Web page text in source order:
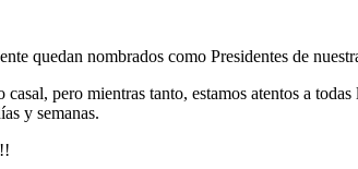
quedan nombrados como Presidentes de
pero mientras tanto, estamos atentos a
y semanas.